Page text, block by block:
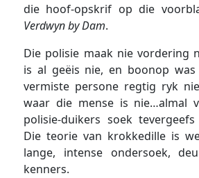
die hoof-opskrif op die
Verdwyn by Dam.
Die polisie maak nie vordering
is al geëis nie, en boonop
vermiste persone regtig ryk
waar die mense is nie…almal
polisie-duikers soek
Die teorie van krokkedille is
lange, intense ondersoek,
kenners.